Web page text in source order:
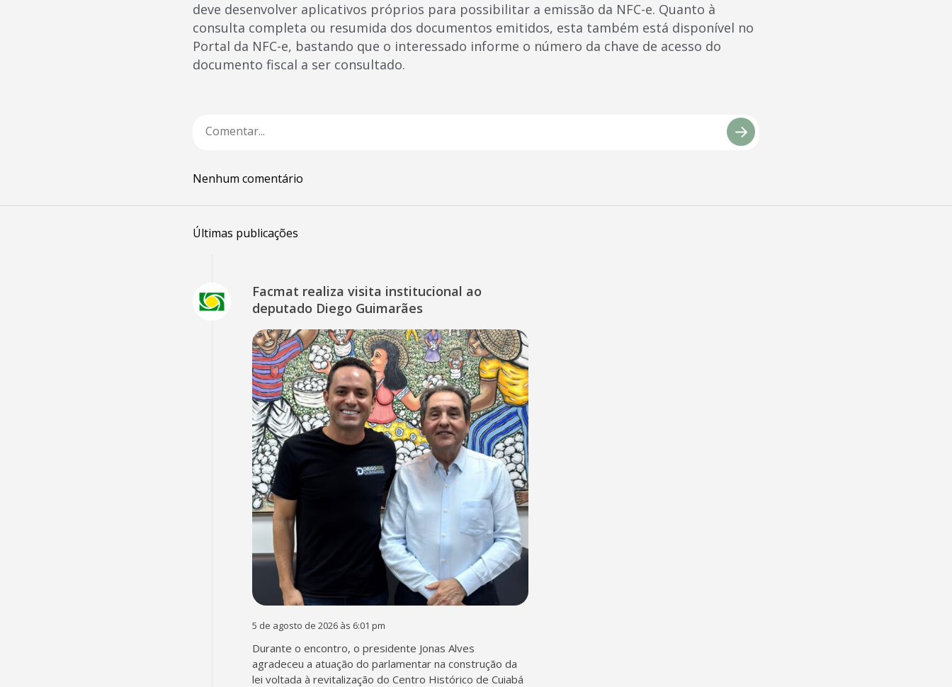
deve desenvolver aplicativos próprios para possibilitar a emissão da NFC-e. Quanto à
consulta completa ou resumida dos documentos emitidos, esta também está disponível no
Portal da NFC-e, bastando que o interessado informe o número da chave de acesso do
documento fiscal a ser consultado.
Nenhum comentário
Últimas publicações
Facmat realiza visita institucional ao
deputado Diego Guimarães
5 de agosto de 2026 às 6:01 pm
Durante o encontro, o presidente Jonas Alves
agradeceu a atuação do parlamentar na construção da
lei voltada à revitalização do Centro Histórico de Cuiabá